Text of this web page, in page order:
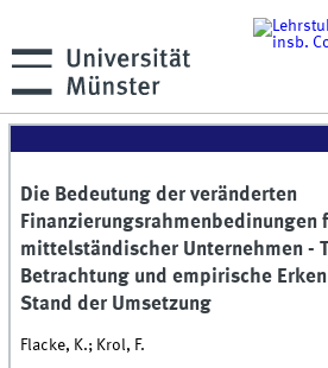
Die Bedeutung der veränderten
Finanzierungsrahmenbedinungen
mittelständischer Unternehmen -
Betrachtung und empirische
Stand der Umsetzung
Flacke, K.; Krol, F.